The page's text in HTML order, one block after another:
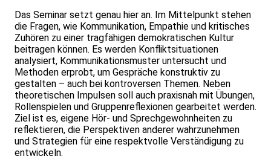
Das Seminar setzt genau hier an. Im Mittelpunkt stehen
die Fragen, wie Kommunikation, Empathie und kritisches
Zuhören zu einer tragfähigen demokratischen Kultur
beitragen können. Es werden Konfliktsituationen
analysiert, Kommunikationsmuster untersucht und
Methoden erprobt, um Gespräche konstruktiv zu
gestalten – auch bei kontroversen Themen. Neben
theoretischen Impulsen soll auch praxisnah mit Übungen,
Rollenspielen und Gruppenreflexionen gearbeitet werden.
Ziel ist es, eigene Hör- und Sprechgewohnheiten zu
reflektieren, die Perspektiven anderer wahrzunehmen
und Strategien für eine respektvolle Verständigung zu
entwickeln.